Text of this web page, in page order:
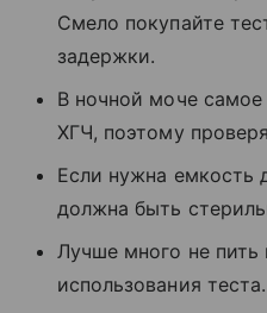
Смело покупайте
задержки.
В ночной моче
ХГЧ, поэтому
Если нужна емкость
должна быть
Лучше много не пить
использования теста.